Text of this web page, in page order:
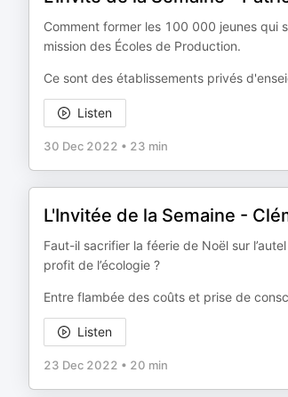
Comment former les 100 000 jeunes qui
mission des Écoles de Production.
Ce sont des établissements privés
Listen
30 Dec 2022 • 23 min
L'Invitée de la Semaine -
Faut-il sacrifier la féerie de Noël sur
profit de l’écologie ?
Entre flambée des coûts et prise de
Listen
23 Dec 2022 • 20 min